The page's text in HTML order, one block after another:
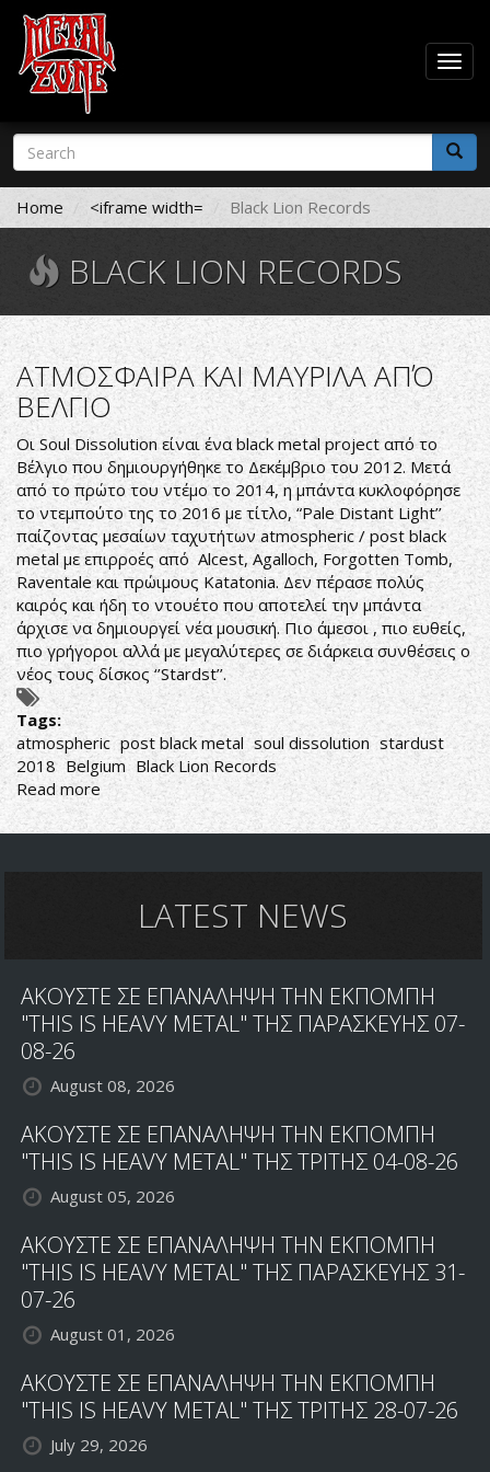
Skip
main
content
Search
form
Search
Home <iframe width= Black Lion Records
BLACK LION RECORDS
ΑΤΜΟΣΦΑΙΡΑ ΚΑΙ ΜΑΥΡΙΛΑ ΑΠΌ
ΒΕΛΓΙΟ
Οι Soul Dissolution είναι ένα black metal project από το
Βέλγιο που δημιουργήθηκε το Δεκέμβριο του 2012. Μετά
από το πρώτο του ντέμο το 2014, η μπάντα κυκλοφόρησε
το ντεμπούτο της το 2016 με τίτλο, “Pale Distant Light’’
παίζοντας μεσαίων ταχυτήτων atmospheric / post black
metal με επιρροές από Alcest, Agalloch, Forgotten Tomb,
Raventale και πρώιμους Katatonia. Δεν πέρασε πολύς
καιρός και ήδη το ντουέτο που αποτελεί την μπάντα
άρχισε να δημιουργεί νέα μουσική. Πιο άμεσοι , πιο ευθείς,
πιο γρήγοροι αλλά με μεγαλύτερες σε διάρκεια συνθέσεις ο
νέος τους δίσκος ‘’Stardst’’.
Tags:
atmospheric post black metal soul dissolution stardust
2018 Belgium Black Lion Records
Read more about
ΑΤΜΟΣΦΑΙΡΑ
ΚΑΙ
ΒΕΛΓΙΟLATEST NEWS
ΑΚΟΥΣΤΕ ΣΕ ΕΠΑΝΑΛΗΨΗ ΤΗΝ ΕΚΠΟΜΠΗ
"THIS IS HEAVY METAL" ΤΗΣ ΠΑΡΑΣΚΕΥΗΣ 07-
08-26
August 08, 2026
ΑΚΟΥΣΤΕ ΣΕ ΕΠΑΝΑΛΗΨΗ ΤΗΝ ΕΚΠΟΜΠΗ
"THIS IS HEAVY METAL" ΤΗΣ ΤΡΙΤΗΣ 04-08-26
August 05, 2026
ΑΚΟΥΣΤΕ ΣΕ ΕΠΑΝΑΛΗΨΗ ΤΗΝ ΕΚΠΟΜΠΗ
"THIS IS HEAVY METAL" ΤΗΣ ΠΑΡΑΣΚΕΥΗΣ 31-
07-26
August 01, 2026
ΑΚΟΥΣΤΕ ΣΕ ΕΠΑΝΑΛΗΨΗ ΤΗΝ ΕΚΠΟΜΠΗ
"THIS IS HEAVY METAL" ΤΗΣ ΤΡΙΤΗΣ 28-07-26
July 29, 2026